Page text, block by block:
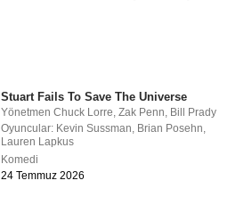
Stuart Fails To Save The Universe
YönetmenChuck Lorre,Zak Penn, Bill Prady
Oyuncular: Kevin Sussman, Brian Posehn,
Lauren Lapkus
Komedi
24 Temmuz 2026